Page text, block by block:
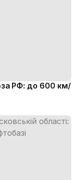
РФ: до 600 км/